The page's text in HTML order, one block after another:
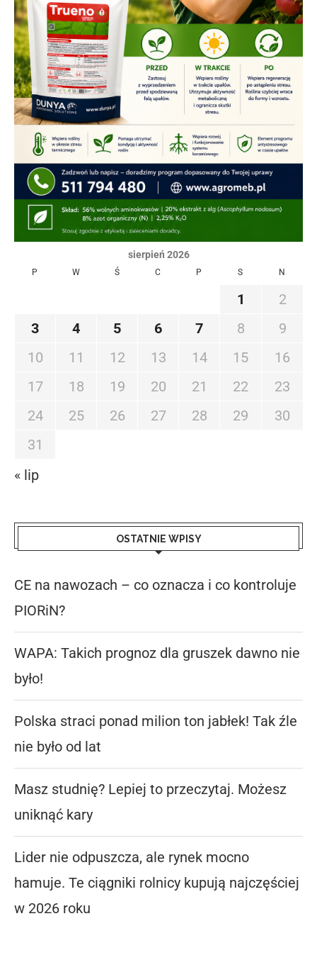
sierpień 2026
P W Ś C P S N
1
2
3
4 5 6 7 8
9
10
11 12 13 14 15
16
17
18 19 20 21 22
23
24
25 26 27 28 29
30
31
« lip
OSTATNIE WPISY
CE na nawozach – co oznacza i co kontroluje
PIORiN?
WAPA: Takich prognoz dla gruszek dawno nie
było!
Polska straci ponad milion ton jabłek! Tak źle
nie było od lat
Masz studnię? Lepiej to przeczytaj. Możesz
uniknąć kary
Lider nie odpuszcza, ale rynek mocno
hamuje. Te ciągniki rolnicy kupują najczęściej
w 2026 roku